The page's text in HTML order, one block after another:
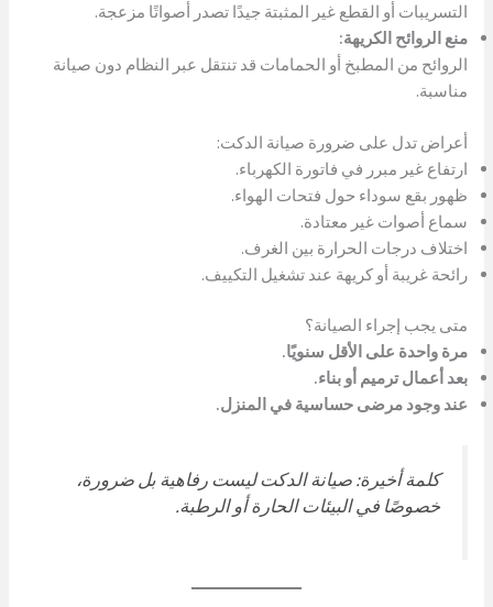
التسريبات أو القطع غير المثبتة جيدًا تصدر أصواتًا مزعجة.
منع الروائح الكريهة:
الروائح من المطبخ أو الحمامات قد تنتقل عبر النظام دون صيانة
مناسبة.
أعراض تدل على ضرورة صيانة الدكت:
ارتفاع غير مبرر في فاتورة الكهرباء.
ظهور بقع سوداء حول فتحات الهواء.
سماع أصوات غير معتادة.
اختلاف درجات الحرارة بين الغرف.
رائحة غريبة أو كريهة عند تشغيل التكييف.
متى يجب إجراء الصيانة؟
مرة واحدة على الأقل سنويًا.
بعد أعمال ترميم أو بناء.
عند وجود مرضى حساسية في المنزل.
كلمة أخيرة: صيانة الدكت ليست رفاهية بل ضرورة،
خصوصًا في البيئات الحارة أو الرطبة.